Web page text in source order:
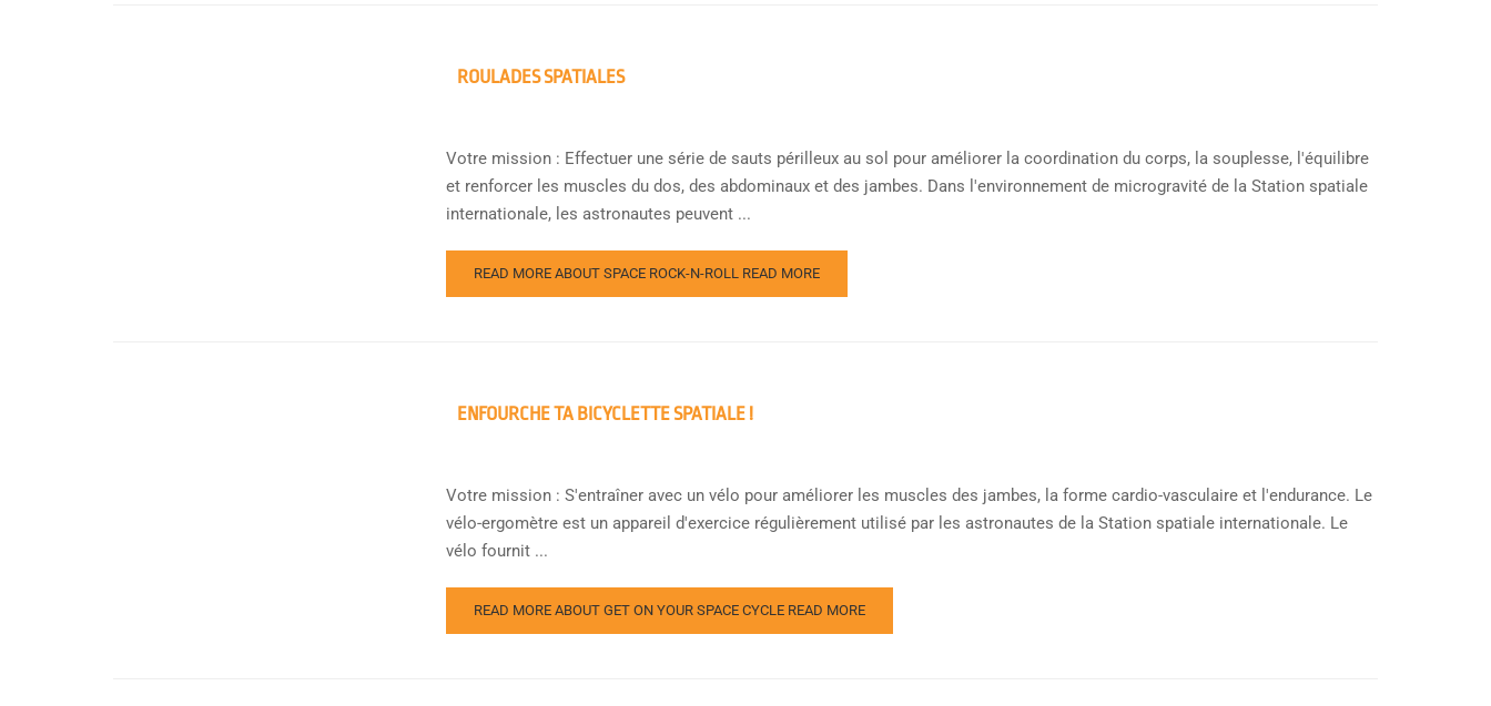
ROULADES SPATIALES
Votre mission : Effectuer une série de sauts périlleux au sol pour améliorer la coordination du corps, la souplesse, l'équilibre
et renforcer les muscles du dos, des abdominaux et des jambes. Dans l'environnement de microgravité de la Station spatiale
internationale, les astronautes peuvent ...
READ MORE ABOUT SPACE ROCK-N-ROLL READ MORE
ENFOURCHE TA BICYCLETTE SPATIALE !
Votre mission : S'entraîner avec un vélo pour améliorer les muscles des jambes, la forme cardio-vasculaire et l'endurance. Le
vélo-ergomètre est un appareil d'exercice régulièrement utilisé par les astronautes de la Station spatiale internationale. Le
vélo fournit ...
READ MORE ABOUT GET ON YOUR SPACE CYCLE READ MORE